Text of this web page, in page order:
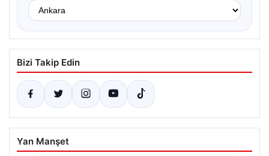
Bizi Takip Edin
Yan Manşet